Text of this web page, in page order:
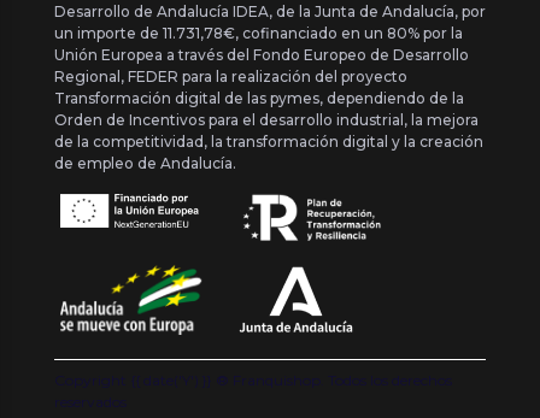
Desarrollo de Andalucía IDEA, de la Junta de Andalucía, por
un importe de 11.731,78€, cofinanciado en un 80% por la
Unión Europea a través del Fondo Europeo de Desarrollo
Regional, FEDER para la realización del proyecto
Transformación digital de las pymes, dependiendo de la
Orden de Incentivos para el desarrollo industrial, la mejora
de la competitividad, la transformación digital y la creación
de empleo de Andalucía.
Copyright {{ date('Y') }} ® Franquishop. Todos los derechos
reservados